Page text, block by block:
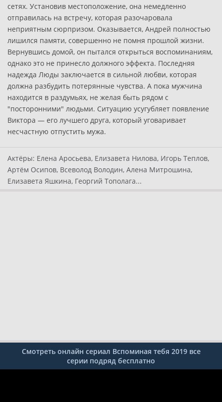
сетях. Установив местоположение, она немедленно
отправилась на встречу, которая разочаровала
неприятным сюрпризом. Оказывается, Андрей полностью
лишился памяти, совершенно не помня прошлой жизни.
Вернувшись домой, он пытался открыться воспоминаниям,
однако это не принесло должного эффекта. Последняя
надежда Люды заключается в сильной любви, которая
должна разбудить потерянные чувства. А пока мужчина
находится в раздумьях, не желая быть рядом с
"посторонними" людьми. Ситуацию усугубляет появление
Виктора — его лучшего друга, который уговаривает
несчастную отпустить мужа.
Актёры: Елена Аросьева, Елизавета Нилова, Игорь Теплов,
Артём Осипов, Всеволод Володин, Алена Митрошина,
Елизавета Яшкина, Георгий Тополага...
Смотреть онлайн сериал Вспоминая тебя 2019 все
серии подряд бесплатно